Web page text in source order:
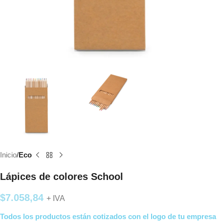
Inicio Eco
Lápices de colores School
$7.058,84 + IVA
Todos los productos están cotizados con el logo de tu empresa